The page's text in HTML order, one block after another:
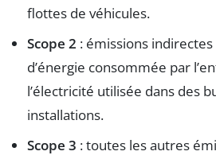
flottes de véhicules.
Scope 2 : émissions
d’énergie consommée par
l’électricité utilisée dans des
installations.
Scope 3 : toutes les autres